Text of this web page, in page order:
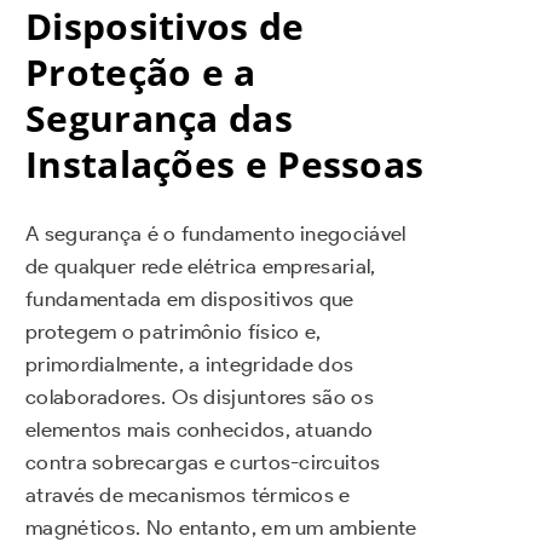
Dispositivos de
Proteção e a
Segurança das
Instalações e Pessoas
A segurança é o fundamento inegociável
de qualquer rede elétrica empresarial,
fundamentada em dispositivos que
protegem o patrimônio físico e,
primordialmente, a integridade dos
colaboradores. Os disjuntores são os
elementos mais conhecidos, atuando
contra sobrecargas e curtos-circuitos
através de mecanismos térmicos e
magnéticos. No entanto, em um ambiente